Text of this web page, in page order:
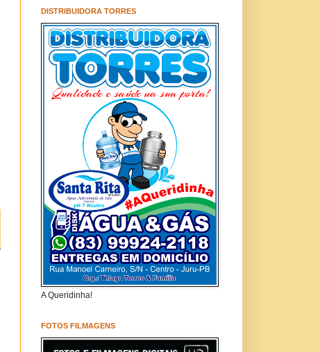
DISTRIBUIDORA TORRES
A Queridinha!
FOTOS FILMAGENS